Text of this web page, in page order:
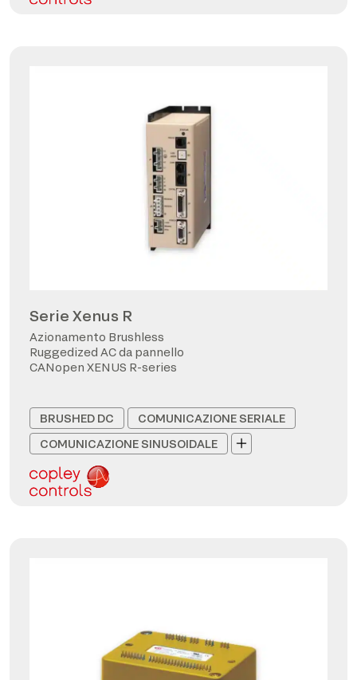
Serie Xenus R
Azionamento Brushless
Ruggedized AC da pannello
CANopen XENUS R-series
BRUSHED DC
COMUNICAZIONE SERIALE
COMUNICAZIONE SINUSOIDALE